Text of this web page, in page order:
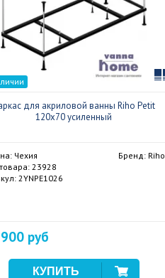
для акриловой ванны Riho Petit
120x70 усиленный
Чехия
Бренд: Riho
23928
2YNPE1026
руб